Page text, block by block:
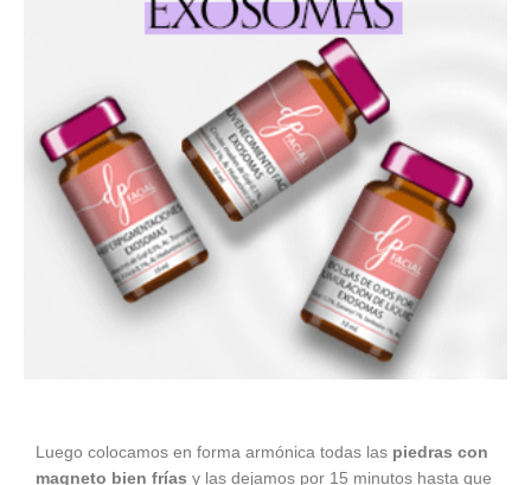
Luego colocamos en forma armónica todas las piedras con
magneto bien frías y las dejamos por 15 minutos hasta que